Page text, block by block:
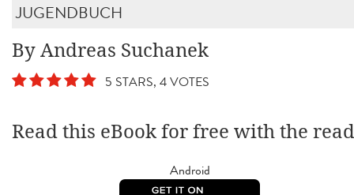
JUGENDBUCH
By Andreas Suchanek
5 STARS, 4 VOTES
Read this eBook for free with the
Android